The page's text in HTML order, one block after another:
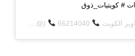
# كويتيات_ذوق
الكويت (@q8deliverycom) on